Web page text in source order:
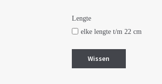
Topaas
Lengte
elke lengte t/m 22 cm
Wissen